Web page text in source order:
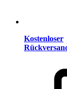
Kostenloser